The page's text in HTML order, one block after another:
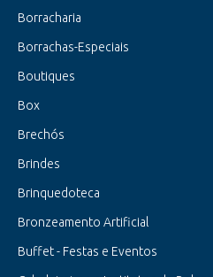
Borracharia
Borrachas-Especiais
Boutiques
Box
Brechós
Brindes
Brinquedoteca
Bronzeamento Artificial
Buffet - Festas e Eventos